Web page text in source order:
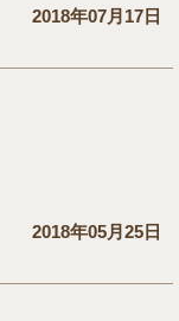
2018年07月17日
2018年05月25日